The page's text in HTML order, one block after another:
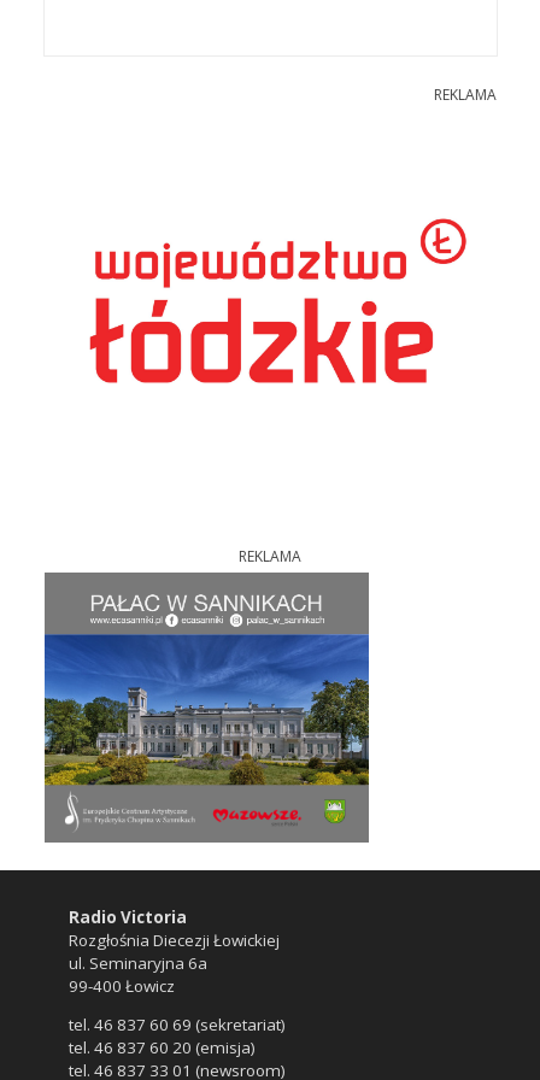
REKLAMA
REKLAMA
Radio Victoria
Rozgłośnia Diecezji Łowickiej
ul. Seminaryjna 6a
99-400 Łowicz
tel. 46 837 60 69 (sekretariat)
tel. 46 837 60 20 (emisja)
tel. 46 837 33 01 (newsroom)